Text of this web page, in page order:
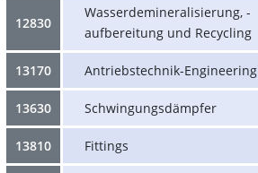
12830
Wasserdemineralisierung, -
aufbereitung und Recycling
13170 Antriebstechnik-Engineering
13630 Schwingungsdämpfer
13810 Fittings